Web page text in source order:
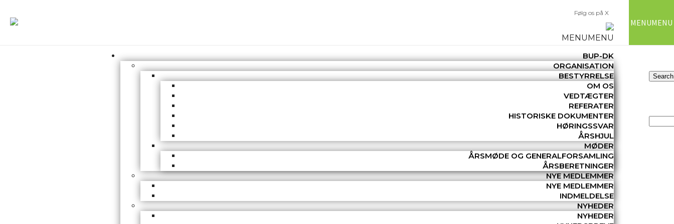
Følg os på X
MENUMENU
BUP-DK
ORGANISATION
BESTYRRELSE
OM OS
VEDTÆGTER
REFERATER
HISTORISKE DOKUMENTER
HØRINGSSVAR
ÅRSHJUL
MØDER
ÅRSMØDE OG GENERALFORSAMLING
ÅRSBERETNINGER
NYE MEDLEMMER
NYE MEDLEMMER
INDMELDELSE
NYHEDER
NYHEDER
MENUMENU